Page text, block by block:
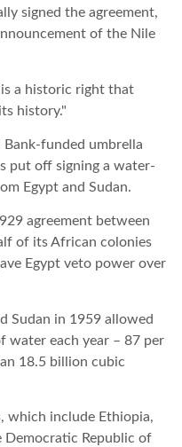
signed the agreement,
of the Nile
is a historic right that
history."
funded umbrella
put off signing a water-
Egypt and Sudan.
agreement between
of its African colonies
Egypt veto power over
Sudan in 1959 allowed
water each year – 87 per
18.5 billion cubic
which include Ethiopia,
Democratic Republic of